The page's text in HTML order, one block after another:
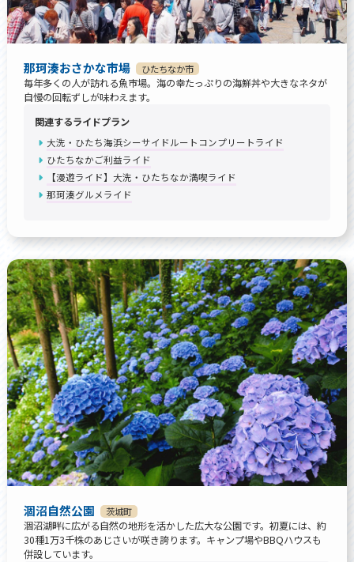
那珂湊おさかな市場 ひたちなか市
毎年多くの人が訪れる魚市場。海の幸たっぷりの海鮮丼や大きなネタが
自慢の回転ずしが味わえます。
関連するライドプラン
大洗・ひたち海浜シーサイドルートコンプリートライド
ひたちなかご利益ライド
【漫遊ライド】大洗・ひたちなか満喫ライド
那珂湊グルメライド
涸沼自然公園 茨城町
涸沼湖畔に広がる自然の地形を活かした広大な公園です。初夏には、約
30種1万3千株のあじさいが咲き誇ります。キャンプ場やBBQハウスも
併設しています。